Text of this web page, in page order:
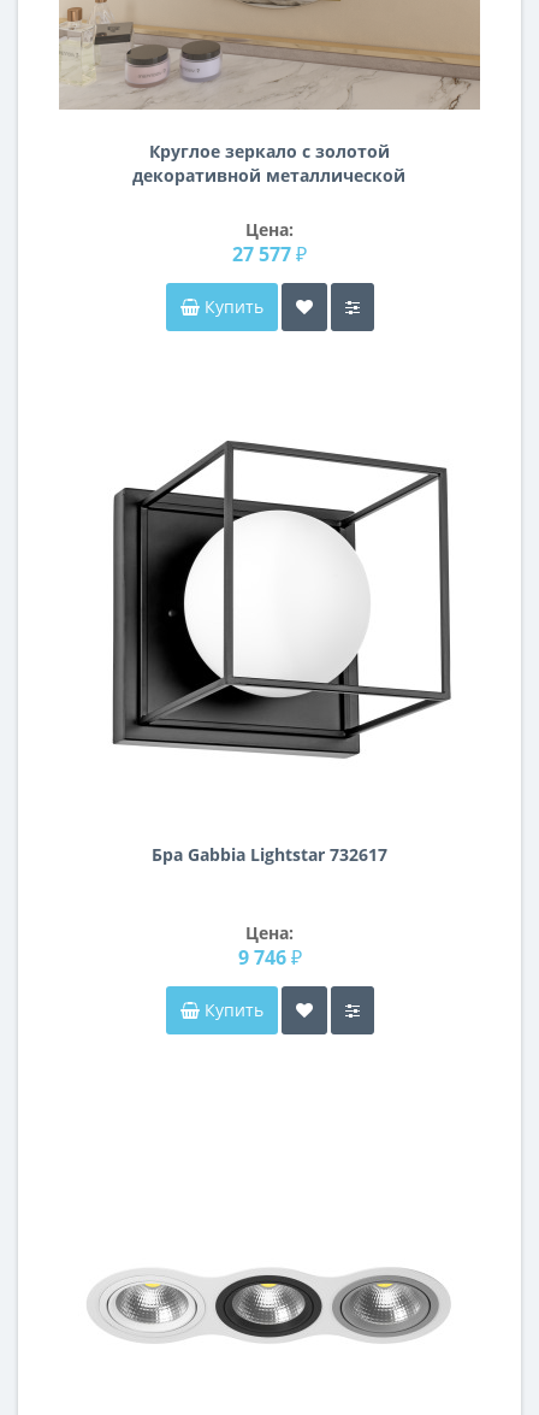
Круглое зеркало с золотой
декоративной металлической
Цена:
27 577 ₽
Купить
Бра Gabbia Lightstar 732617
Цена:
9 746 ₽
Купить